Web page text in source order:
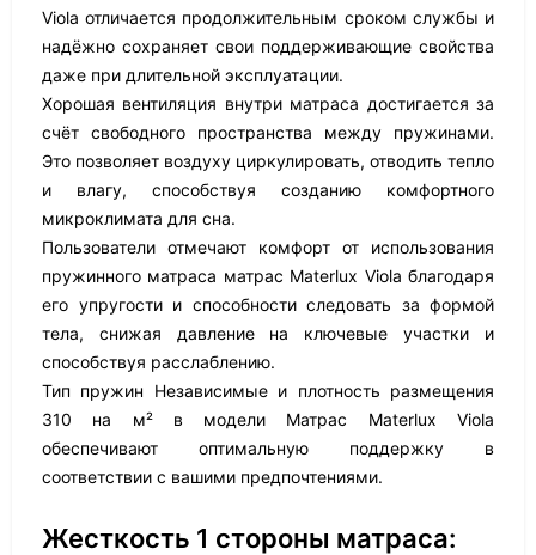
Viola отличается продолжительным сроком службы и
надёжно сохраняет свои поддерживающие свойства
даже при длительной эксплуатации.
Хорошая вентиляция внутри матраса достигается за
счёт свободного пространства между пружинами.
Это позволяет воздуху циркулировать, отводить тепло
и влагу, способствуя созданию комфортного
микроклимата для сна.
Пользователи отмечают комфорт от использования
пружинного матраса матрас Materlux Viola благодаря
его упругости и способности следовать за формой
тела, снижая давление на ключевые участки и
способствуя расслаблению.
Тип пружин Независимые и плотность размещения
310 на м² в модели Матрас Materlux Viola
обеспечивают оптимальную поддержку в
соответствии с вашими предпочтениями.
Жесткость 1 стороны матраса: